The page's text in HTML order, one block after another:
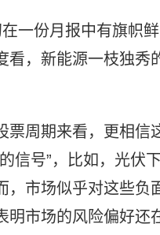
一份月报中有旗帜
看，新能源一枝独
周期来看，更相信
信号”，比如，光伏
市场似乎对这些负
明市场的风险偏好